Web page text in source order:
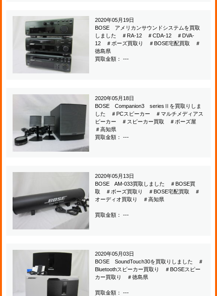
2020年05月19日
BOSE アメリカンサウンドシステムを買取
しました ＃RA-12 ＃CDA-12 ＃DVA-
12 ＃ボーズ買取り ＃BOSE宅配買取 ＃
徳島県
買取金額： ---
2020年05月18日
BOSE Companion3 seriesⅡを買取りしま
した ＃PCスピーカー ＃マルチメディアス
ピーカー ＃スピーカー買取 ＃ボーズ屋
＃高知県
買取金額： ---
2020年05月13日
BOSE AM-033買取しました ＃BOSE買
取 ＃ボーズ買取り ＃BOSE宅配買取 ＃
オーディオ買取り ＃高知県
買取金額： ---
2020年05月03日
BOSE SoundTouch30を買取りしました ＃
Bluetoothスピーカー買取り ＃BOSEスピー
カー買取り ＃徳島県
買取金額： ---